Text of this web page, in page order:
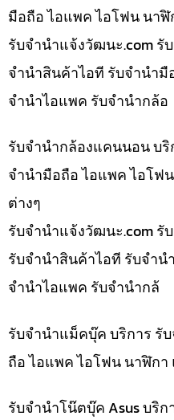
มือถือ ไอแพค ไอโฟน นา
รับจํานําแจ้งวัฒนะ.com รั
จำนำสินค้าไอที รับจำนำ
จำนำไอแพค รับจำนำกล้อ
รับจำนำกล้องแคนนอน บ
จำนำมือถือ ไอแพค ไอโฟ
ต่างๆ
รับจํานําแจ้งวัฒนะ.com
รับจำนำสินค้าไอที รับจำ
จำนำไอแพค รับจำนำกล้
รับจำนำแม็คบุ๊ค บริการ รั
ถือ ไอแพค ไอโฟน นาฬิก
รับจำนำโน๊ตบุ๊ค Asus บริ